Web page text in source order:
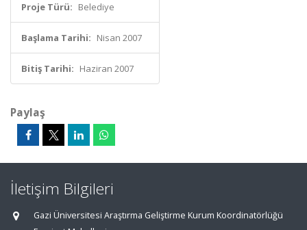
Proje Türü: Belediye
Başlama Tarihi: Nisan 2007
Bitiş Tarihi: Haziran 2007
Paylaş
İletişim Bilgileri
Gazi Üniversitesi Araştırma Geliştirme Kurum Koordinatörlüğü